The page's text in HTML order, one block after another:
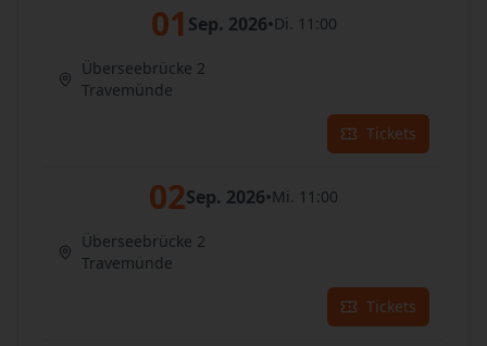
01 Sep. 2026•Di. 11:00
Überseebrücke 2
Travemünde
Tickets
02Sep. 2026•Mi. 11:00
Überseebrücke 2
Travemünde
Tickets